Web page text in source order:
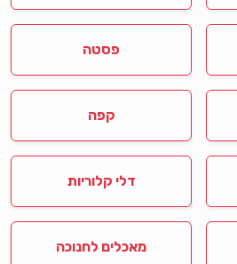
פסטה
קפה
דלי קלוריות
מאכלים לחנוכה